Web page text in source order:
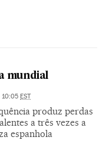
mundial
10:05 EST
produz perdas
a três vezes a
espanhola